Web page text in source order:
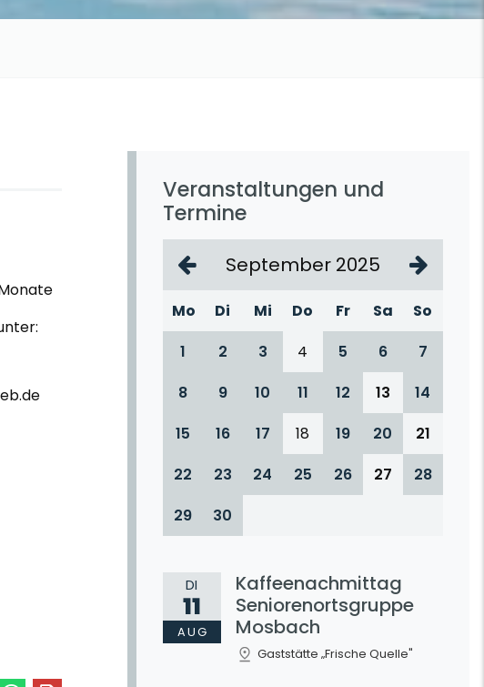
Veranstaltungen und
Termine
September 2025
Mo Di Mi Do Fr Sa
So
1
2 3 4 5 6
7
8
9 10 11 12 13
14
15
16 17 18 19 20
21
22
23 24 25 26 27
28
29
30
DI
11
AUG
Kaffeenachmittag
Seniorenortsgruppe
Mosbach
Gaststätte „Frische Quelle"